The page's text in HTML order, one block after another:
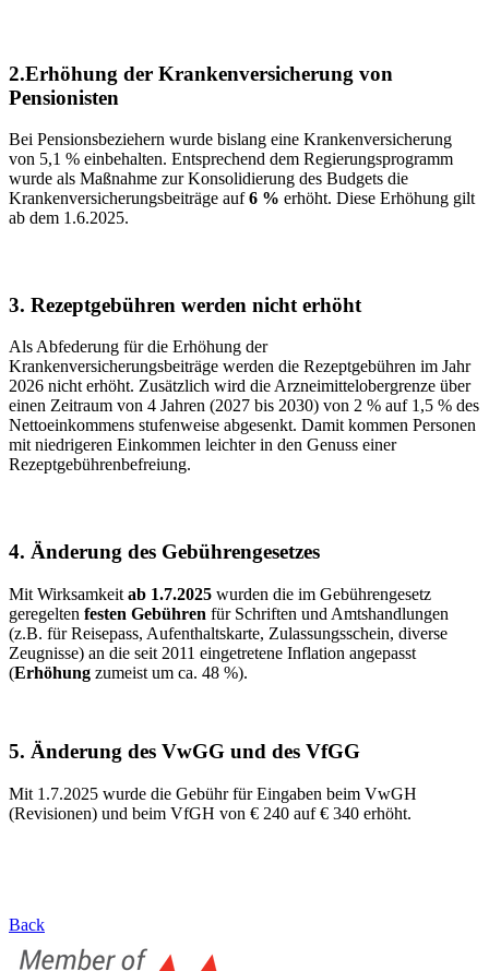
2.Erhöhung der Krankenversicherung von
Pensionisten
Bei Pensionsbeziehern wurde bislang eine Krankenversicherung
von 5,1 % einbehalten. Entsprechend dem Regierungsprogramm
wurde als Maßnahme zur Konsolidierung des Budgets die
Krankenversicherungsbeiträge auf6 % erhöht. Diese Erhöhung gilt
ab dem 1.6.2025.
3. Rezeptgebühren werden nicht erhöht
Als Abfederung für die Erhöhung der
Krankenversicherungsbeiträge werden die Rezeptgebühren im Jahr
2026 nicht erhöht. Zusätzlich wird die Arzneimittelobergrenze über
einen Zeitraum von 4 Jahren (2027 bis 2030) von 2 % auf 1,5 % des
Nettoeinkommens stufenweise abgesenkt. Damit kommen Personen
mit niedrigeren Einkommen leichter in den Genuss einer
Rezeptgebührenbefreiung.
4. Änderung des Gebührengesetzes
Mit Wirksamkeit ab 1.7.2025 wurden die im Gebührengesetz
geregelten festen Gebühren für Schriften und Amtshandlungen
(z.B. für Reisepass, Aufenthaltskarte, Zulassungsschein, diverse
Zeugnisse) an die seit 2011 eingetretene Inflation angepasst
(Erhöhung zumeist um ca. 48 %).
5. Änderung des VwGG und des VfGG
Mit 1.7.2025 wurde die Gebühr für Eingaben beim VwGH
(Revisionen) und beim VfGH von € 240 auf € 340 erhöht.
Back